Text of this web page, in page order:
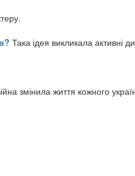
Така ідея викликала активні
змінила життя кожного